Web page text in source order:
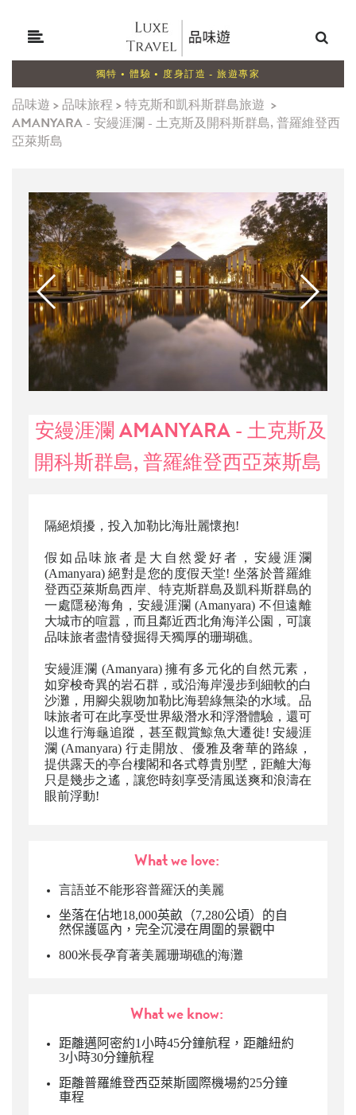
獨特 • 體驗 • 度身訂造 - 旅遊專家
品味遊 > 品味旅程 >特克斯和凱科斯群島旅遊 >
AMANYARA - 安縵涯瀾 - 土克斯及開科斯群島, 普羅維登西
亞萊斯島
安縵涯瀾 AMANYARA - 土克斯及
開科斯群島, 普羅維登西亞萊斯島
隔絕煩擾，投入加勒比海壯麗懷抱!
假如品味旅者是大自然愛好者，安縵涯瀾
(Amanyara) 絕對是您的度假天堂! 坐落於普羅維
登西亞萊斯島西岸、特克斯群島及凱科斯群島的
一處隱秘海角，安縵涯瀾 (Amanyara) 不但遠離
大城市的喧囂，而且鄰近西北角海洋公園，可讓
品味旅者盡情發掘得天獨厚的珊瑚礁。
安縵涯瀾 (Amanyara) 擁有多元化的自然元素，
如穿梭奇異的岩石群，或沿海岸漫步到細軟的白
沙灘，用腳尖親吻加勒比海碧綠無染的水域。品
味旅者可在此享受世界級潛水和浮潛體驗，還可
以進行海龜追蹤，甚至觀賞鯨魚大遷徙! 安縵涯
瀾 (Amanyara) 行走開放、優雅及奢華的路線，
提供露天的亭台樓閣和各式尊貴別墅，距離大海
只是幾步之遙，讓您時刻享受清風送爽和浪濤在
眼前浮動!
What we love:
言語並不能形容普羅沃的美麗
坐落在佔地18,000英畝（7,280公頃）的自
然保護區內，完全沉浸在周圍的景觀中
800米長孕育著美麗珊瑚礁的海灘
What we know:
距離邁阿密約1小時45分鐘航程， 距離紐約
3小時30分鐘航程
距離普羅維登西亞萊斯國際機場約25分鐘
車程